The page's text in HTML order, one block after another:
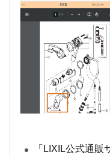
「LIXIL公式通